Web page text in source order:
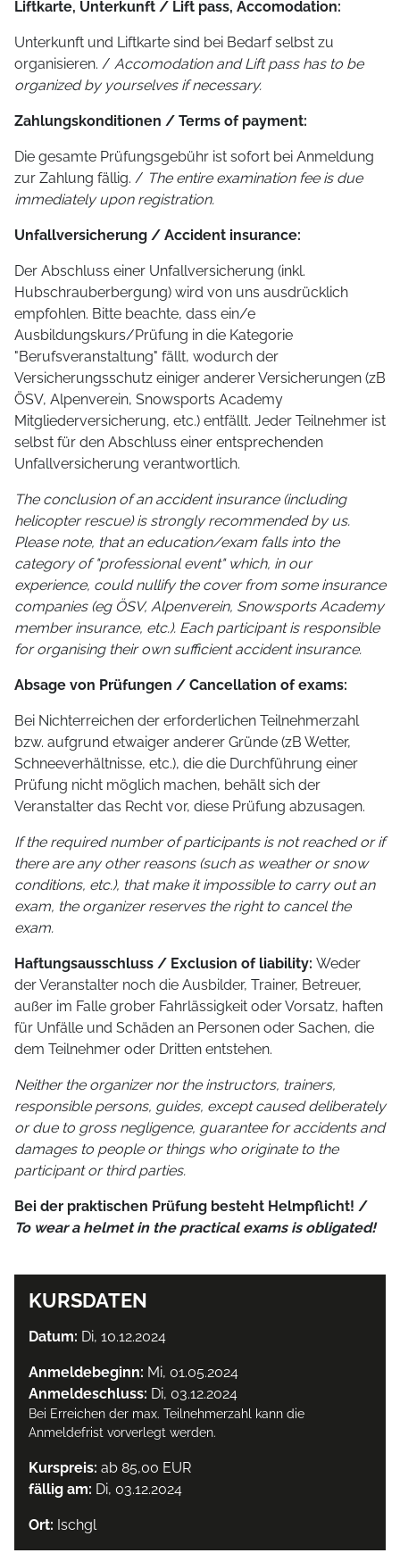
Liftkarte, Unterkunft / Lift pass, Accomodation:
Unterkunft und Liftkarte sind bei Bedarf selbst zu
organisieren. / Accomodation and Lift pass has to be
organized by yourselves if necessary.
Zahlungskonditionen / Terms of payment:
Die gesamte Prüfungsgebühr ist sofort bei Anmeldung
zur Zahlung fällig. / The entire examination fee is due
immediately upon registration.
Unfallversicherung / Accident insurance:
Der Abschluss einer Unfallversicherung (inkl.
Hubschrauberbergung) wird von uns ausdrücklich
empfohlen. Bitte beachte, dass ein/e
Ausbildungskurs/Prüfung in die Kategorie
"Berufsveranstaltung" fällt, wodurch der
Versicherungsschutz einiger anderer Versicherungen (zB
ÖSV, Alpenverein, Snowsports Academy
Mitgliederversicherung, etc.) entfällt. Jeder Teilnehmer ist
selbst für den Abschluss einer entsprechenden
Unfallversicherung verantwortlich.
The conclusion of an accident insurance (including
helicopter rescue) is strongly recommended by us.
Please note, that an education/exam falls into the
category of "professional event" which, in our
experience, could nullify the cover from some insurance
companies (eg ÖSV, Alpenverein, Snowsports Academy
member insurance, etc.). Each participant is responsible
for organising their own sufficient accident insurance.
Absage von Prüfungen / Cancellation of exams:
Bei Nichterreichen der erforderlichen Teilnehmerzahl
bzw. aufgrund etwaiger anderer Gründe (zB Wetter,
Schneeverhältnisse, etc.), die die Durchführung einer
Prüfung nicht möglich machen, behält sich der
Veranstalter das Recht vor, diese Prüfung abzusagen.
If the required number of participants is not reached or if
there are any other reasons (such as weather or snow
conditions, etc.), that make it impossible to carry out an
exam, the organizer reserves the right to cancel the
exam.
Haftungsausschluss / Exclusion of liability: Weder
der Veranstalter noch die Ausbilder, Trainer, Betreuer,
außer im Falle grober Fahrlässigkeit oder Vorsatz, haften
für Unfälle und Schäden an Personen oder Sachen, die
dem Teilnehmer oder Dritten entstehen.
Neither the organizer nor the instructors, trainers,
responsible persons, guides, except caused deliberately
or due to gross negligence, guarantee for accidents and
damages to people or things who originate to the
participant or third parties.
Bei der praktischen Prüfung besteht Helmpflicht! /
To wear a helmet in the practical exams is obligated!
KURSDATEN
Datum: Di, 10.12.2024
Anmeldebeginn: Mi, 01.05.2024
Anmeldeschluss: Di, 03.12.2024
Bei Erreichen der max. Teilnehmerzahl kann die
Anmeldefrist vorverlegt werden.
Kurspreis: ab 85,00 EUR
fällig am: Di, 03.12.2024
Ort: Ischgl